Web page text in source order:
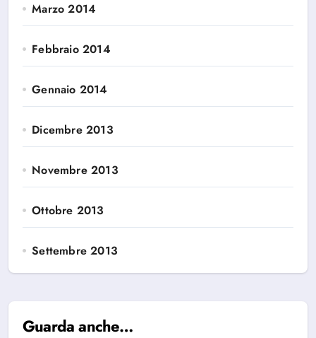
Marzo 2014
Febbraio 2014
Gennaio 2014
Dicembre 2013
Novembre 2013
Ottobre 2013
Settembre 2013
Guarda anche…